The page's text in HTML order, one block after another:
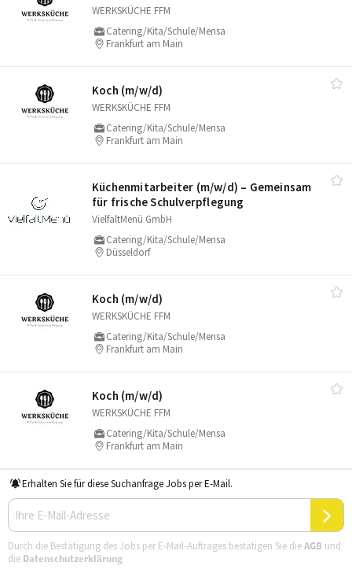
WERKSKÜCHE FFM
Catering/Kita/Schule/Mensa
Frankfurt am Main
Koch (m/​w/​d)
WERKSKÜCHE FFM
Catering/Kita/Schule/Mensa
Frankfurt am Main
Küchenmitarbeiter (m/​w/​d) – Gemeinsam
für frische Schulverpflegung
VielfaltMenü GmbH
Catering/Kita/Schule/Mensa
Düsseldorf
Koch (m/​w/​d)
WERKSKÜCHE FFM
Catering/Kita/Schule/Mensa
Frankfurt am Main
Koch (m/​w/​d)
WERKSKÜCHE FFM
Catering/Kita/Schule/Mensa
Frankfurt am Main
Erhalten Sie für diese Suchanfrage Jobs per E-Mail.
Durch die Bestätigung des Jobs per E-Mail-Auftrages bestätigen Sie dieAGB und
die Datenschutzerklärung